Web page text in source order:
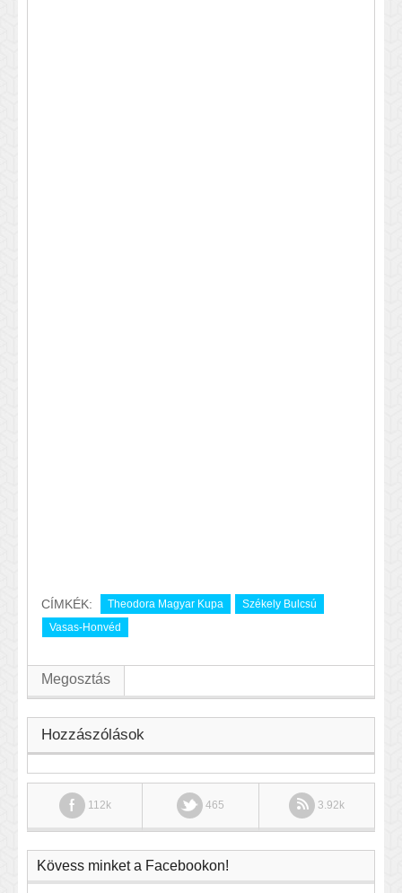
CÍMKÉK: Theodora Magyar Kupa
Székely Bulcsú
Vasas-Honvéd
Megosztás
Hozzászólások
112k 465 3.92k
Kövess minket a Facebookon!